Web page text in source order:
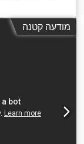
הרוטור:350 מ"מ
12 חודשים מודעה קטנה